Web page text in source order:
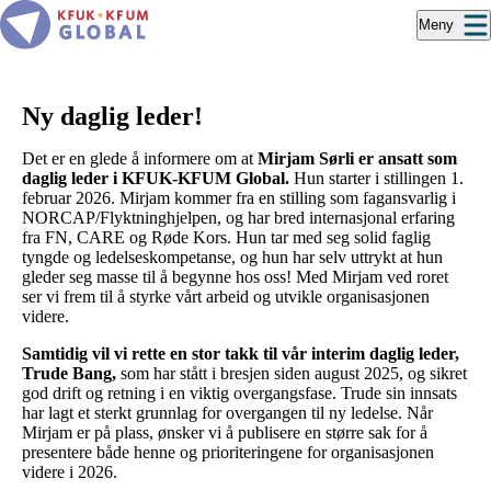
Hopp
til
hovedinnhold
Meny
Ny daglig leder!
Det er en glede å informere om at Mirjam Sørli er ansatt som
daglig leder i KFUK-KFUM Global. Hun starter i stillingen 1.
februar 2026. Mirjam kommer fra en stilling som fagansvarlig i
NORCAP/Flyktninghjelpen, og har bred internasjonal erfaring
fra FN, CARE og Røde Kors. Hun tar med seg solid faglig
tyngde og ledelseskompetanse, og hun har selv uttrykt at hun
gleder seg masse til å begynne hos oss! Med Mirjam ved roret
ser vi frem til å styrke vårt arbeid og utvikle organisasjonen
videre.
Samtidig vil vi rette en stor takk til vår interim daglig leder,
Trude Bang, som har stått i bresjen siden august 2025, og sikret
god drift og retning i en viktig overgangsfase. Trude sin innsats
har lagt et sterkt grunnlag for overgangen til ny ledelse. Når
Mirjam er på plass, ønsker vi å publisere en større sak for å
presentere både henne og prioriteringene for organisasjonen
videre i 2026.